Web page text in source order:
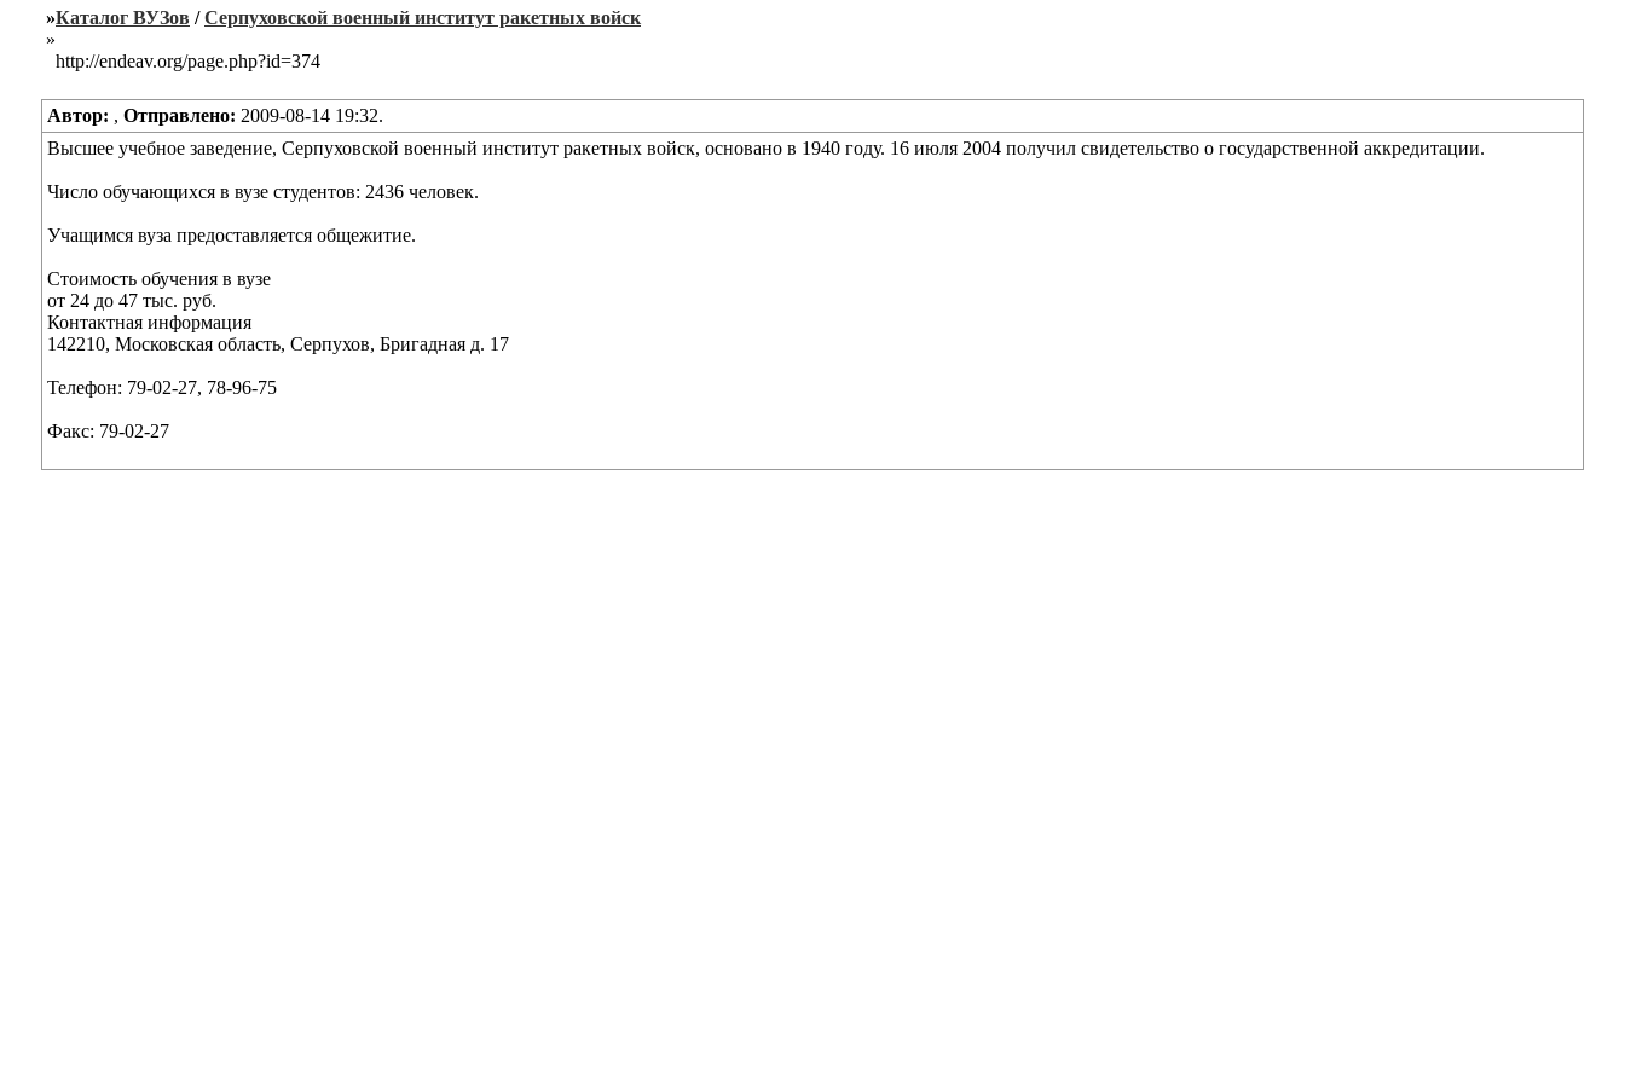
»Каталог ВУЗов /Серпуховской военный институт ракетных войск
»
http://endeav.org/page.php?id=374
Автор: , Отправлено: 2009-08-14 19:32.
Высшее учебное заведение, Серпуховской военный институт ракетных войск, основано в 1940 году. 16 июля 2004 получил свидетельство о государственной аккредитации.
Число обучающихся в вузе студентов: 2436 человек.
Учащимся вуза предоставляется общежитие.
Стоимость обучения в вузе
от 24 до 47 тыс. руб.
Контактная информация
142210, Московская область, Серпухов, Бригадная д. 17
Телефон: 79-02-27, 78-96-75
Факс: 79-02-27